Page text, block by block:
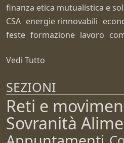
finanza etica mutualistica e
CSA energie rinnovabili
feste formazione lavoro
Vedi Tutto
SEZIONI
Reti e
Sovranità